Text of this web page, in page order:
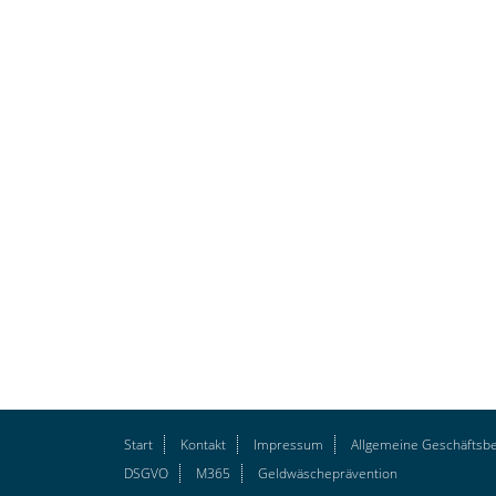
Start Kontakt Impressum Allgemeine
DSGVO
M365 Geldwäscheprävention